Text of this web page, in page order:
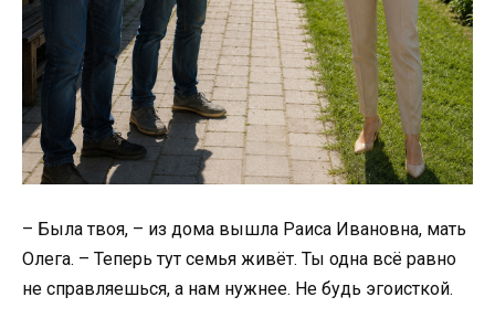
– Была твоя, – из дома вышла Раиса Ивановна, мать
Олега. – Теперь тут семья живёт. Ты одна всё равно
не справляешься, а нам нужнее. Не будь эгоисткой.